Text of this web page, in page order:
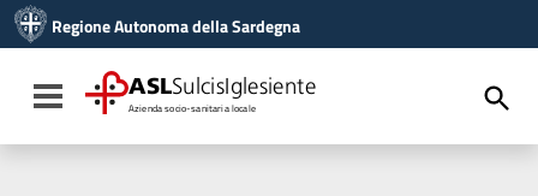
Vai al menu di navigazione
Vai al footer
Regione Autonoma della Sardegna
Toggle navigation
ASLSulcisIglesiente
Azienda socio-sanitaria locale